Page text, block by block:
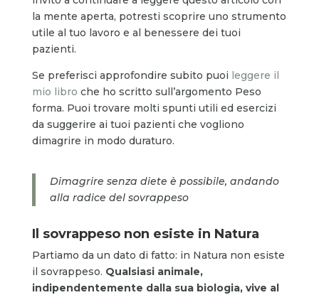
la mente aperta, potresti scoprire uno strumento
utile al tuo lavoro e al benessere dei tuoi
pazienti.
Se preferisci approfondire subito puoi leggere il
mio libro che ho scritto sull’argomento Peso
forma. Puoi trovare molti spunti utili ed esercizi
da suggerire ai tuoi pazienti che vogliono
dimagrire in modo duraturo.
Dimagrire senza diete è possibile, andando
alla radice del sovrappeso
Il sovrappeso non esiste in Natura
Partiamo da un dato di fatto: in Natura non esiste
il sovrappeso. Qualsiasi animale,
indipendentemente dalla sua biologia, vive al